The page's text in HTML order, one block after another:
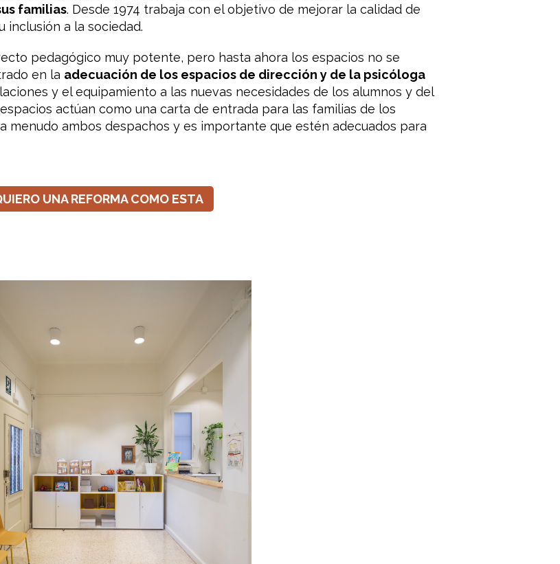
familias. Desde 1974 trabaja con el objetivo de mejorar la calidad de
inclusión a la sociedad.
pedagógico muy potente, pero hasta ahora los espacios no se
en la adecuación de los espacios de dirección y de la psicóloga
y el equipamiento a las nuevas necesidades de los alumnos y del
actúan como una carta de entrada para las familias de los
menudo ambos despachos y es importante que estén adecuados para
UNA REFORMA COMO ESTA